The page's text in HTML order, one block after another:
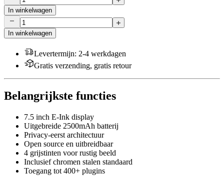
In winkelwagen
In winkelwagen
Levertermijn: 2-4 werkdagen
Gratis verzending, gratis retour
Belangrijkste functies
7.5 inch E-Ink display
Uitgebreide 2500mAh batterij
Privacy-eerst architectuur
Open source en uitbreidbaar
4 grijstinten voor rustig beeld
Inclusief chromen stalen standaard
Toegang tot 400+ plugins